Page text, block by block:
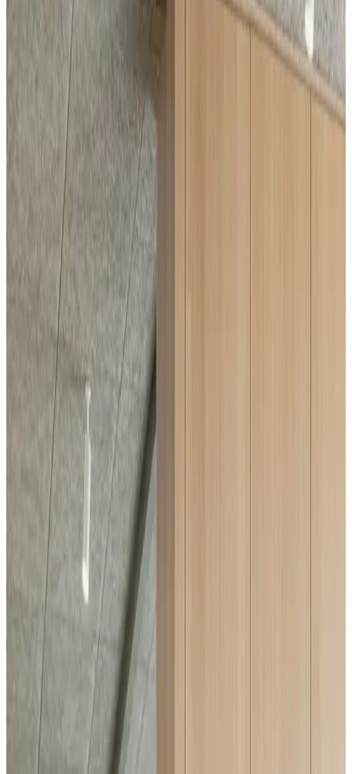
Консультация и подбор
Подскажем по совместимости, отделкам, срокам поставки и
подберем вариант под интерьер или проект.
Запросить информацию о цене